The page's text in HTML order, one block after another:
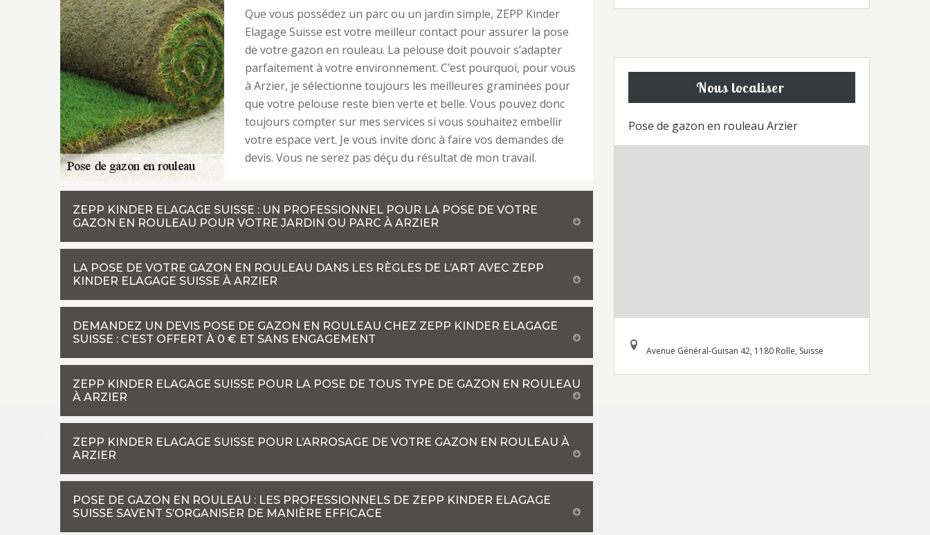
Que vous possédez un parc ou un jardin simple, ZEPP Kinder
Elagage Suisse est votre meilleur contact pour assurer la pose
de votre gazon en rouleau. La pelouse doit pouvoir s’adapter
parfaitement à votre environnement. C’est pourquoi, pour vous
à Arzier, je sélectionne toujours les meilleures graminées pour
que votre pelouse reste bien verte et belle. Vous pouvez donc
toujours compter sur mes services si vous souhaitez embellir
votre espace vert. Je vous invite donc à faire vos demandes de
devis. Vous ne serez pas déçu du résultat de mon travail.
ZEPP KINDER ELAGAGE SUISSE : UN PROFESSIONNEL POUR LA POSE DE VOTRE
GAZON EN ROULEAU POUR VOTRE JARDIN OU PARC À ARZIER
LA POSE DE VOTRE GAZON EN ROULEAU DANS LES RÈGLES DE L’ART AVEC ZEPP
KINDER ELAGAGE SUISSE À ARZIER
DEMANDEZ UN DEVIS POSE DE GAZON EN ROULEAU CHEZ ZEPP KINDER ELAGAGE
SUISSE : C’EST OFFERT À 0 € ET SANS ENGAGEMENT
ZEPP KINDER ELAGAGE SUISSE POUR LA POSE DE TOUS TYPE DE GAZON EN ROULEAU
À ARZIER
ZEPP KINDER ELAGAGE SUISSE POUR L’ARROSAGE DE VOTRE GAZON EN ROULEAU À
ARZIER
POSE DE GAZON EN ROULEAU : LES PROFESSIONNELS DE ZEPP KINDER ELAGAGE
SUISSE SAVENT S’ORGANISER DE MANIÈRE EFFICACE
Nous localiser
Pose de gazon en rouleau Arzier
Avenue Général-Guisan 42, 1180 Rolle, Suisse